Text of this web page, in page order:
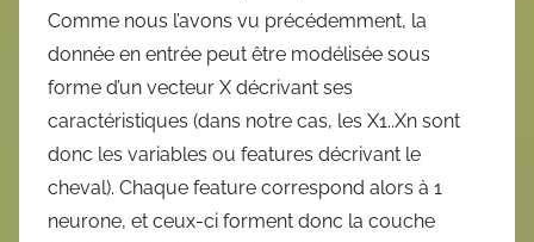
Comme nous l’avons vu précédemment, la
donnée en entrée peut être modélisée sous
forme d’un vecteur X décrivant ses
caractéristiques (dans notre cas, les X1..Xn sont
donc les variables ou features décrivant le
cheval). Chaque feature correspond alors à 1
neurone, et ceux-ci forment donc la couche